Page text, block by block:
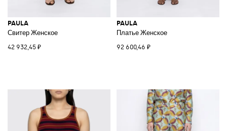
PAULA
Свитер Женское
42 932,45 ₽
PAULA
Платье Женское
92 600,46 ₽